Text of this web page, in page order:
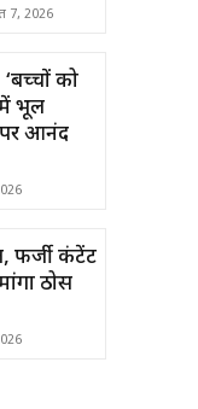
7, 2026
को
भूल
पर आनंद
फर्जी कंटेंट
ठोस